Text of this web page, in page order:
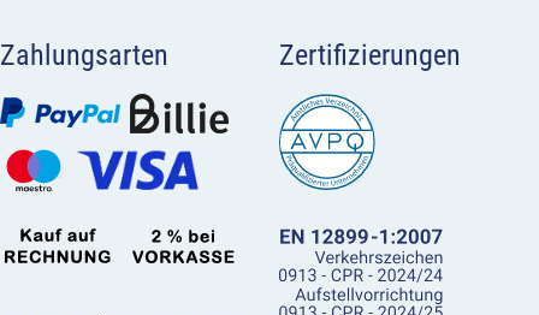
Zahlungsarten Zertifizierungen